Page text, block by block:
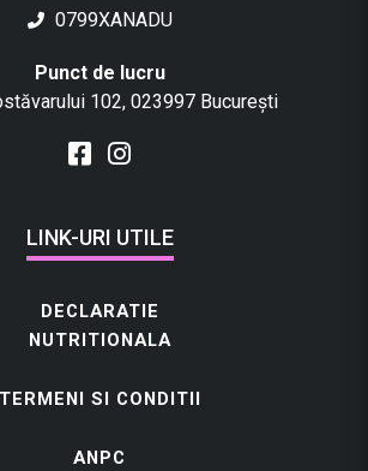
0799XANADU
Punct de lucru
102, 023997 București
LINK-URI UTILE
DECLARATIE
NUTRITIONALA
TERMENI SI CONDITII
ANPC